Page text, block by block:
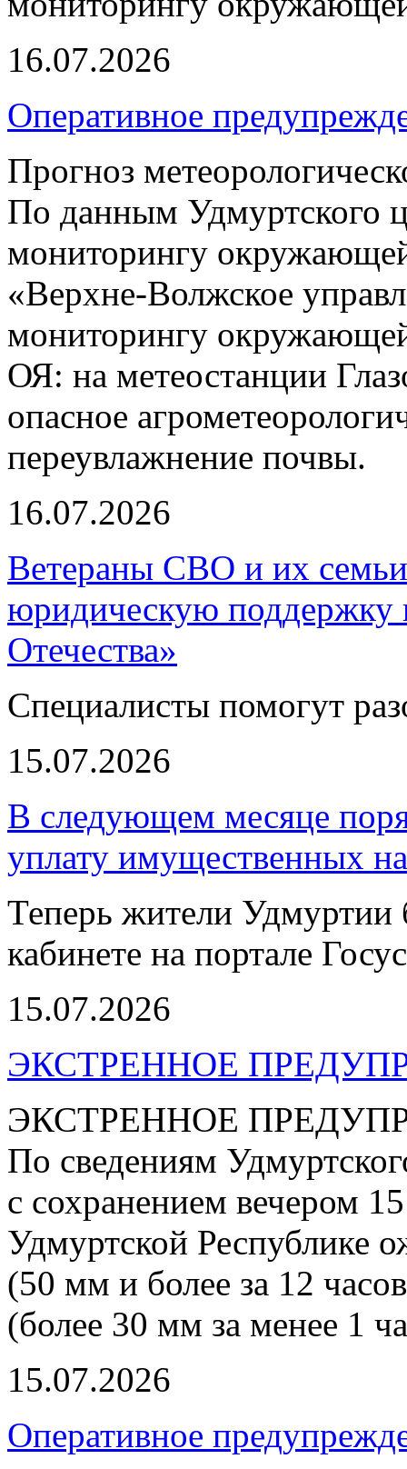
16.07.2026
Оперативное
Прогноз
По данным Удмуртского
мониторингу
«Верхне-Волжское
мониторингу
ОЯ: на метеостанции
опасное
переувлажнение почвы.
16.07.2026
Ветераны СВО и их
юридическую
Отечества»
Специалисты помогут
15.07.2026
В следующем месяце
уплату имущественных
Теперь жители Удмуртии
кабинете на портале
15.07.2026
ЭКСТРЕННОЕ
ЭКСТРЕННОЕ
По сведениям
с сохранением вечером
Удмуртской Республике
(50 мм и более за 12
(более 30 мм за менее 1
15.07.2026
Оперативное